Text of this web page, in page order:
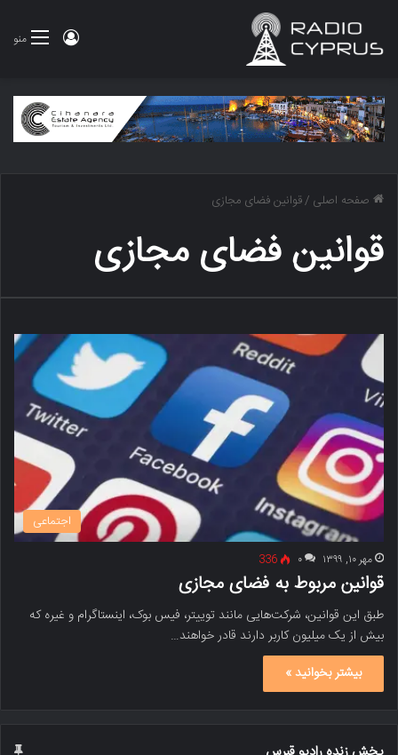
منو ورود
صفحه اصلی /قوانین فضای مجازی
قوانین فضای مجازی
اجتماعی
مهر ۱۰, ۱۳۹۹ ۰ 336
قوانین مربوط به فضای مجازی
طبق این قوانین، شرکت‌هایی مانند توییتر، فیس بوک، اینستاگرام و غیره که
بیش از یک میلیون کاربر دارند قادر خواهند…
بیشتر بخوانید »